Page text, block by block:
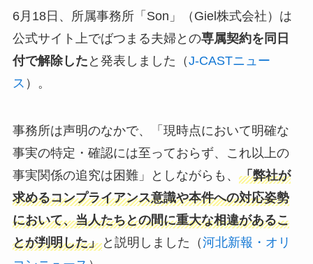
6月18日、所属事務所「Son」（Giel株式会社）は
公式サイト上でばつまる夫婦との専属契約を同日
付で解除した と発表しました（J-CASTニュー
ス ）。
事務所は声明のなかで、「現時点において明確な
事実の特定・確認には至っておらず、これ以上の
事実関係の追究は困難」としながらも、 「弊社が
求めるコンプライアンス意識や本件への対応姿勢
において、当人たちとの間に重大な相違があるこ
とが判明した」と説明しました（河北新報・オリ